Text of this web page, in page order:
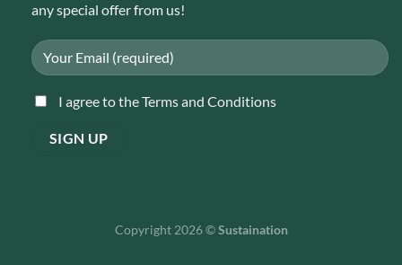
any special offer from us!
I agree to the Terms and Conditions
Copyright 2026 ©Sustaination